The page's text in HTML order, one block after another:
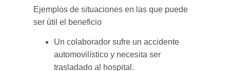
Ejemplos de situaciones en las que puede
ser útil el beneficio
Un colaborador sufre un accidente
automovilístico y necesita ser
trasladado al hospital.